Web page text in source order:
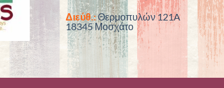
Διεύθ.:Θερμοπυλών 121A
18345 Μοσχάτο